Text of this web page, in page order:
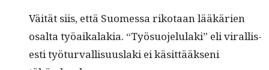
Väität siis, että Suomes­sa riko­taan lääkärien
osalta työaikalakia. “Työ­suo­jelu­la­ki” eli viral­lis­
es­ti työ­tur­val­lisu­us­la­ki ei käsit­tääk­seni